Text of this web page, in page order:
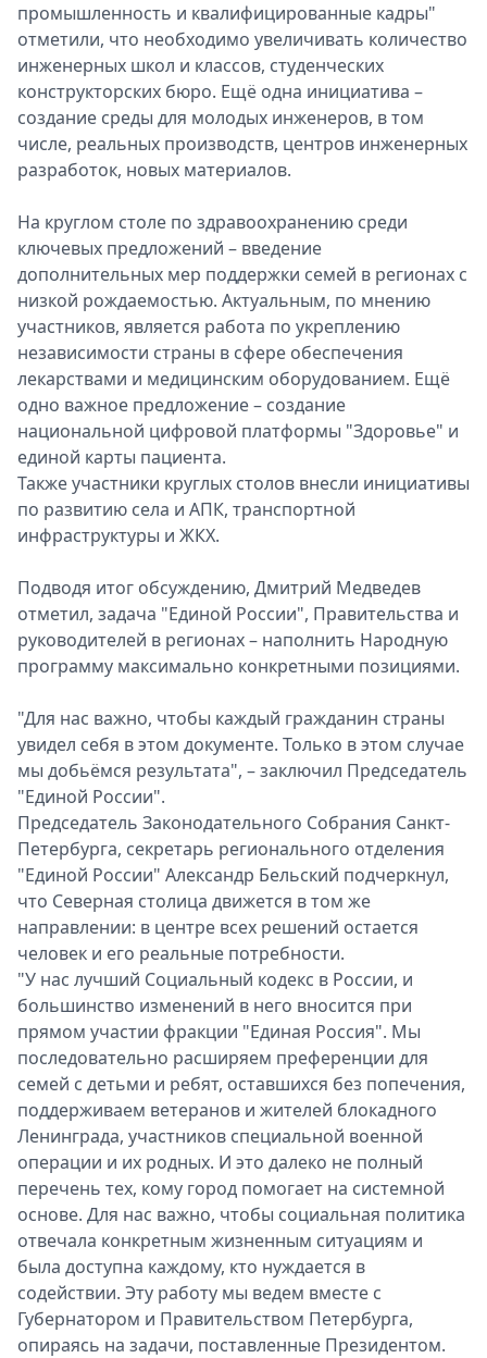
промышленность и квалифицированные кадры"
отметили, что необходимо увеличивать количество
инженерных школ и классов, студенческих
конструкторских бюро. Ещё одна инициатива –
создание среды для молодых инженеров, в том
числе, реальных производств, центров инженерных
разработок, новых материалов.
На круглом столе по здравоохранению среди
ключевых предложений – введение
дополнительных мер поддержки семей в регионах с
низкой рождаемостью. Актуальным, по мнению
участников, является работа по укреплению
независимости страны в сфере обеспечения
лекарствами и медицинским оборудованием. Ещё
одно важное предложение – создание
национальной цифровой платформы "Здоровье" и
единой карты пациента.
Также участники круглых столов внесли инициативы
по развитию села и АПК, транспортной
инфраструктуры и ЖКХ.
Подводя итог обсуждению, Дмитрий Медведев
отметил, задача "Единой России", Правительства и
руководителей в регионах – наполнить Народную
программу максимально конкретными позициями.
"Для нас важно, чтобы каждый гражданин страны
увидел себя в этом документе. Только в этом случае
мы добьёмся результата", – заключил Председатель
"Единой России".
Председатель Законодательного Собрания Санкт-
Петербурга, секретарь регионального отделения
"Единой России" Александр Бельский подчеркнул,
что Северная столица движется в том же
направлении: в центре всех решений остается
человек и его реальные потребности.
"У нас лучший Социальный кодекс в России, и
большинство изменений в него вносится при
прямом участии фракции "Единая Россия". Мы
последовательно расширяем преференции для
семей с детьми и ребят, оставшихся без попечения,
поддерживаем ветеранов и жителей блокадного
Ленинграда, участников специальной военной
операции и их родных. И это далеко не полный
перечень тех, кому город помогает на системной
основе. Для нас важно, чтобы социальная политика
отвечала конкретным жизненным ситуациям и
была доступна каждому, кто нуждается в
содействии. Эту работу мы ведем вместе с
Губернатором и Правительством Петербурга,
опираясь на задачи, поставленные Президентом.